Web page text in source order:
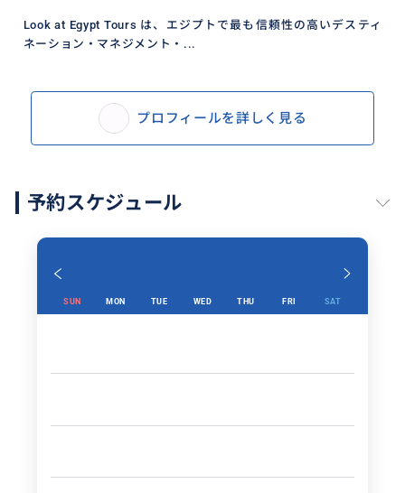
Look at Egypt Tours は、エジプトで最も信頼性の高いデスティ
ネーション・マネジメント・...
プロフィールを詳しく見る
予約スケジュール
SUN MON TUE WED THU FRI SAT